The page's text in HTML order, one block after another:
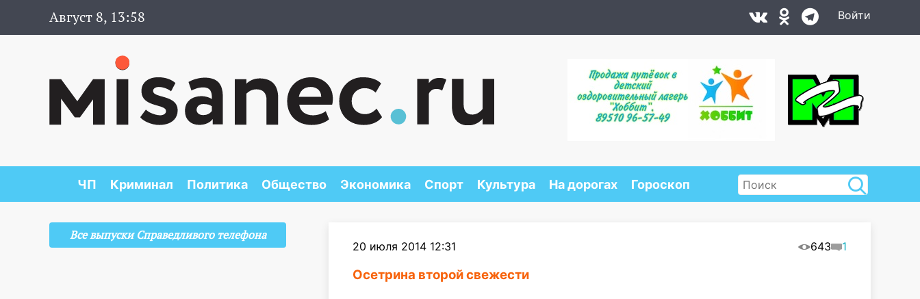
Август 8, 13:58 Войти
ЧП Криминал Политика Общество Экономика Спорт Культура На дорогах Гороскоп
20 июля 2014 12:31 643 1
Осетрина второй свежести
Все выпуски Справедливого телефона